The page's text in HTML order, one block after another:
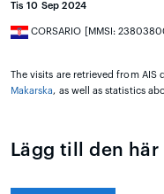
Tis 10 Sep 2024
CORSARIO [MMSI:
The visits are retrieved from
Makarska, as well as statistics
Lägg till den